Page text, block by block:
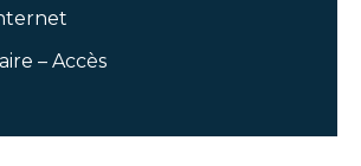
– Accès